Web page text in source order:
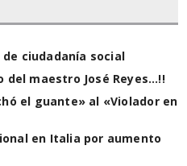
ciudadanía social
del maestro José Reyes…!!
el guante» al «Violador en
en Italia por aumento